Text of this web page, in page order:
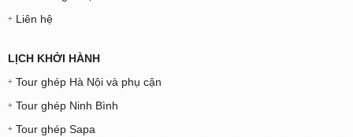
Liên hệ
LỊCH KHỞI HÀNH
Tour ghép Hà Nội và phụ cận
Tour ghép Ninh Bình
Tour ghép Sapa